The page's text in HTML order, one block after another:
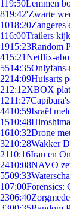
119:50Lemmen
819:42'Zwarte
1018:20
116:00Trailers
1915:23Random
415:21Netflix-
5514:35
2214:09Huisarts
212:12XBOX
1211:27
4410:59Israël
1510:48
1610:32Drone
3210:28Wakker
2110:16Iran en
2410:08NAVO
5509:33
107:00Forensics:
2306:40